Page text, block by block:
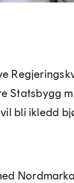
Statsbygg
bli ikledd